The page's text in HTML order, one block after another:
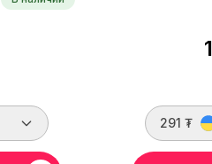
291 ₮